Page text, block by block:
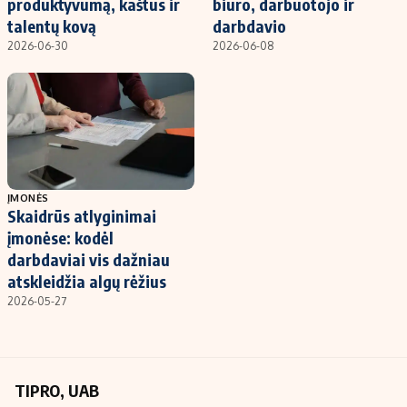
produktyvumą, kaštus ir
talentų kovą
2026-06-30
biuro, darbuotojo ir
darbdavio
2026-06-08
ĮMONĖS
Skaidrūs atlyginimai
įmonėse: kodėl
darbdaviai vis dažniau
atskleidžia algų rėžius
2026-05-27
TIPRO, UAB